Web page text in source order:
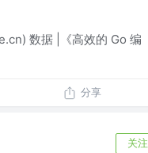
数据 |《高效的 Go 编
分享
关注